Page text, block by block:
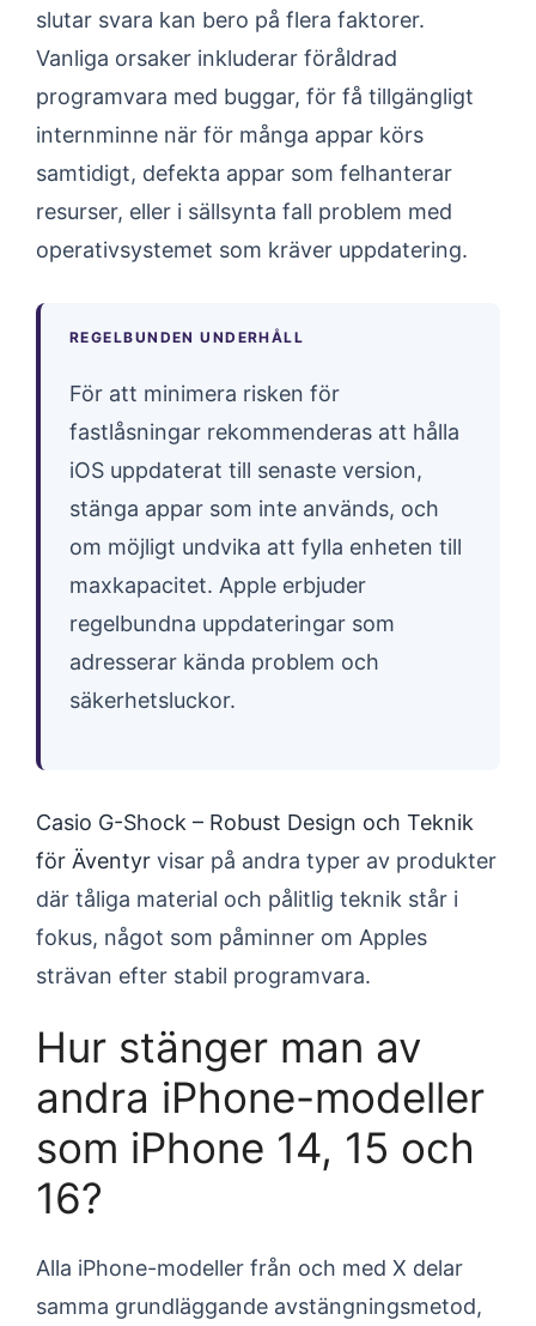
slutar svara kan bero på flera faktorer.
Vanliga orsaker inkluderar föråldrad
programvara med buggar, för få tillgängligt
internminne när för många appar körs
samtidigt, defekta appar som felhanterar
resurser, eller i sällsynta fall problem med
operativsystemet som kräver uppdatering.
REGELBUNDEN UNDERHÅLL
För att minimera risken för
fastlåsningar rekommenderas att hålla
iOS uppdaterat till senaste version,
stänga appar som inte används, och
om möjligt undvika att fylla enheten till
maxkapacitet. Apple erbjuder
regelbundna uppdateringar som
adresserar kända problem och
säkerhetsluckor.
Casio G-Shock – Robust Design och Teknik
för Äventyr visar på andra typer av produkter
där tåliga material och pålitlig teknik står i
fokus, något som påminner om Apples
strävan efter stabil programvara.
Hur stänger man av
andra iPhone-modeller
som iPhone 14, 15 och
16?
Alla iPhone-modeller från och med X delar
samma grundläggande avstängningsmetod,